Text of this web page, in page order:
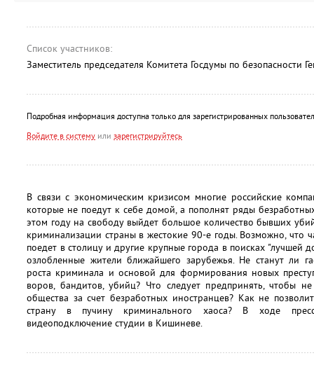
Список участников:
Заместитель председателя Комитета Госдумы по безопасности
Подробная информация доступна только для зарегистрированных
Войдите в систему или зарегистрируйтесь
В связи с экономическим кризисом многие российские
которые не поедут к себе домой, а пополнят ряды
этом году на свободу выйдет большое количество бывших
криминализации страны в жестокие 90-е годы. Возможно, что
поедет в столицу и другие крупные города в поисках "лучшей
озлобленные жители ближайшего зарубежья. Не станут ли
роста криминала и основой для формирования новых
воров, бандитов, убийц? Что следует предпринять, чтобы
общества за счет безработных иностранцев? Как не
страну в пучину криминального хаоса? В ходе
видеоподключение студии в Кишиневе.